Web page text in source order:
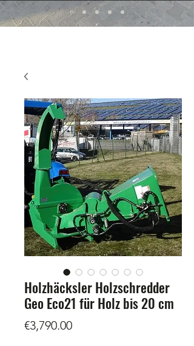
Holzhäcksler Holzschredder
Geo Eco21 für Holz bis 20 cm
€3,790.00Price